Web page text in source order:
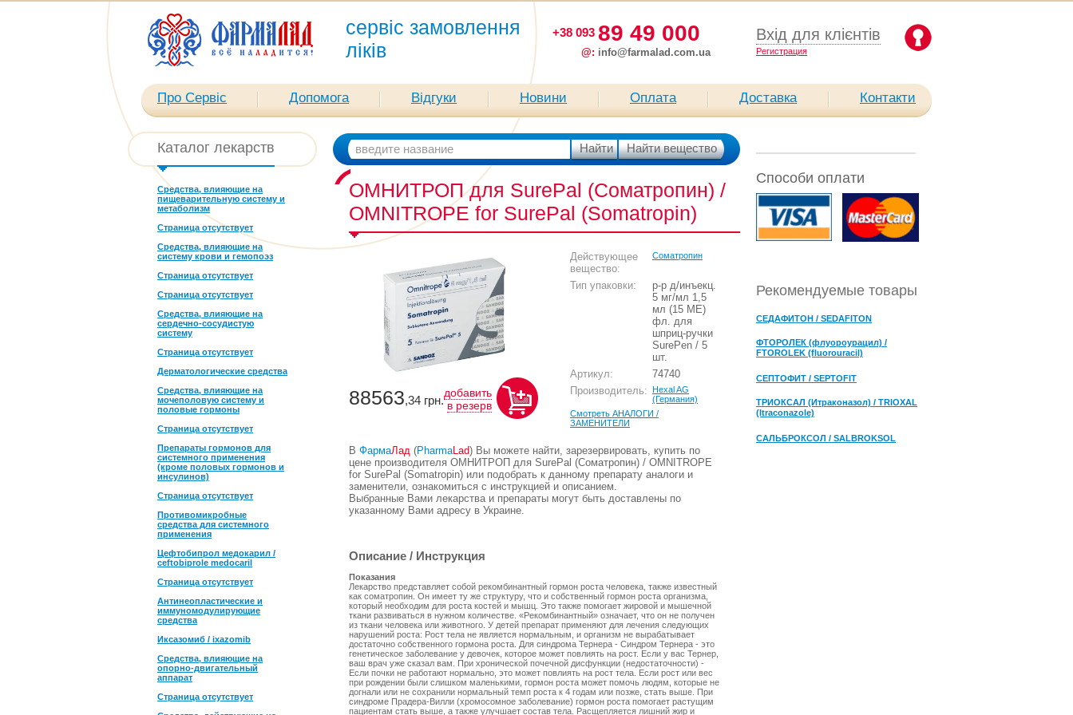
сервіс замовлення
ліків
+38 093 89 49 000
@: info@farmalad.com.ua
Вхід для клієнтів
Pегистрация
Про Сервіс Допомога Відгуки Новини Оплата Доставка Контакти
Каталог лекарств
Средства, влияющие на
пищеварительную систему и
метаболизм
Страница отсутствует
Средства, влияющие на
систему крови и гемопоэз
Страница отсутствует
Страница отсутствует
Средства, влияющие на
сердечно-сосудистую
систему
Страница отсутствует
Дерматологические средства
Средства, влияющие на
мочеполовую систему и
половые гормоны
Страница отсутствует
Препараты гормонов для
системного применения
(кроме половых гормонов и
инсулинов)
Страница отсутствует
Противомикробные
средства для системного
применения
Цефтобипрол медокарил /
ceftobiprole medocaril
Страница отсутствует
Антинеопластические и
иммуномодулирующие
средства
Иксазомиб / ixazomib
Средства, влияющие на
опорно-двигательный
аппарат
Страница отсутствует
ОМНИТРОП для SurePal (Соматропин) /
OMNITROPE for SurePal (Somatropin)
88563,34 грн.
добавить
в резерв
Действующее
вещество:
Соматропин
Тип упаковки:
р-р д/инъекц.
5 мг/мл 1,5
мл (15 МЕ)
фл. для
шприц-ручки
SurePen / 5
шт.
Артикул:
74740
Производитель: Hexal AG
(Германия)
Смотреть АНАЛОГИ /
ЗАМЕНИТЕЛИ
В ФармаЛад (PharmaLad) Вы можете найти, зарезервировать, купить по
цене производителя ОМНИТРОП для SurePal (Соматропин) / OMNITROPE
for SurePal (Somatropin) или подобрать к данному препарату аналоги и
заменители, ознакомиться с инструкцией и описанием.
Выбранные Вами лекарства и препараты могут быть доставлены по
указанному Вами адресу в Украине.
Описание / Инструкция
Показания
Лекарство представляет собой рекомбинантный гормон роста человека, также известный
как соматропин. Он имеет ту же структуру, что и собственный гормон роста организма,
который необходим для роста костей и мышц. Это также помогает жировой и мышечной
ткани развиваться в нужном количестве. «Рекомбинантный» означает, что он не получен
из ткани человека или животного. У детей препарат применяют для лечения следующих
нарушений роста: Рост тела не является нормальным, и организм не вырабатывает
достаточно собственного гормона роста. Для синдрома Тернера - Синдром Тернера - это
генетическое заболевание у девочек, которое может повлиять на рост. Если у вас Тернер,
ваш врач уже сказал вам. При хронической почечной дисфункции (недостаточности) -
Если почки не работают нормально, это может повлиять на рост тела. Если рост или вес
при рождении были слишком маленькими, гормон роста может помочь людям, которые не
догнали или не сохранили нормальный темп роста к 4 годам или позже, стать выше. При
синдроме Прадера-Вилли (хромосомное заболевание) гормон роста помогает растущим
пациентам стать выше, а также улучшает состав тела. Расщепляется лишний жир и
Способи оплати
Рекомендуемые товары
СЕДАФИТОН / SEDAFITON
ФТОРОЛЕК (флуороурацил) /
FTOROLEK (fluorouracil)
СЕПТОФИТ / SEPTOFIT
ТРИОКСАЛ (Итраконазол) / TRIOXAL
(Itraconazole)
САЛЬБРОКСОЛ / SALBROKSOL